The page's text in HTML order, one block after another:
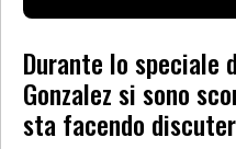
Durante lo speciale
Gonzalez si sono
sta facendo